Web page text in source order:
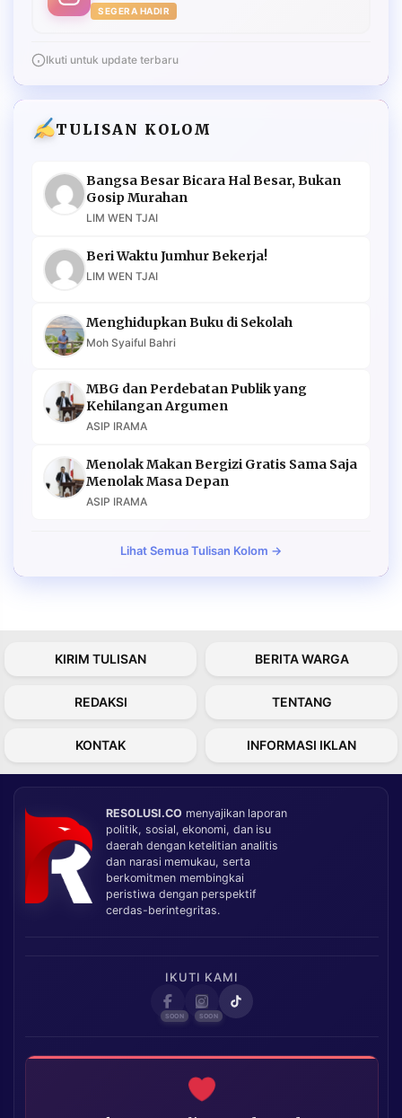
SEGERA HADIR
Ikuti untuk update terbaru
TULISAN KOLOM
Bangsa Besar Bicara Hal Besar, Bukan
Gosip Murahan
LIM WEN TJAI
Beri Waktu Jumhur Bekerja!
LIM WEN TJAI
Menghidupkan Buku di Sekolah
Moh Syaiful Bahri
MBG dan Perdebatan Publik yang
Kehilangan Argumen
ASIP IRAMA
Menolak Makan Bergizi Gratis Sama Saja
Menolak Masa Depan
ASIP IRAMA
Lihat Semua Tulisan Kolom →
KIRIM TULISAN BERITA WARGA
REDAKSI TENTANG
KONTAK INFORMASI IKLAN
RESOLUSI.CO menyajikan laporan
politik, sosial, ekonomi, dan isu
daerah dengan ketelitian analitis
dan narasi memukau, serta
berkomitmen membingkai
peristiwa dengan perspektif
cerdas-berintegritas.
IKUTI KAMI